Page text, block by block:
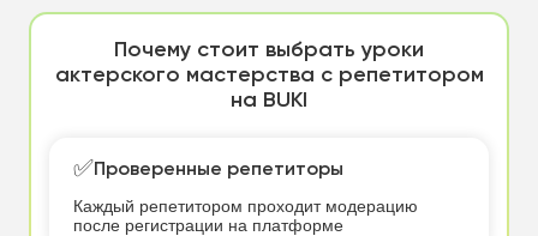
Почему стоит выбрать уроки
актерского мастерства с репетитором
на BUKI
✅Проверенные репетиторы
Каждый репетитором проходит модерацию
после регистрации на платформе